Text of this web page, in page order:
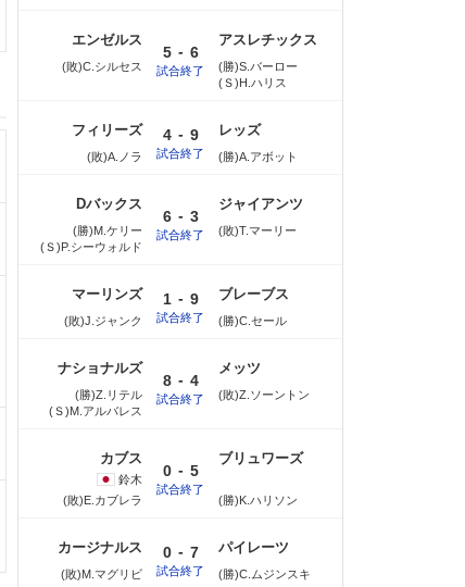
エンゼルス
(敗)C.シルセス
5 - 6
試合終了
アスレチックス
(勝)S.バーロー
(Ｓ)H.ハリス
フィリーズ
(敗)A.ノラ
4 - 9
試合終了
レッズ
(勝)A.アボット
Dバックス
(勝)M.ケリー
(Ｓ)P.シーウォルド
6 - 3
試合終了
ジャイアンツ
(敗)T.マーリー
マーリンズ
(敗)J.ジャンク
1 - 9
試合終了
ブレーブス
(勝)C.セール
ナショナルズ
(勝)Z.リテル
(Ｓ)M.アルバレス
8 - 4
試合終了
メッツ
(敗)Z.ソーントン
カブス
鈴木
(敗)E.カブレラ
0 - 5
試合終了
ブリュワーズ
(勝)K.ハリソン
カージナルス
(敗)M.マグリビ
0 - 7
試合終了
パイレーツ
(勝)C.ムジンスキ